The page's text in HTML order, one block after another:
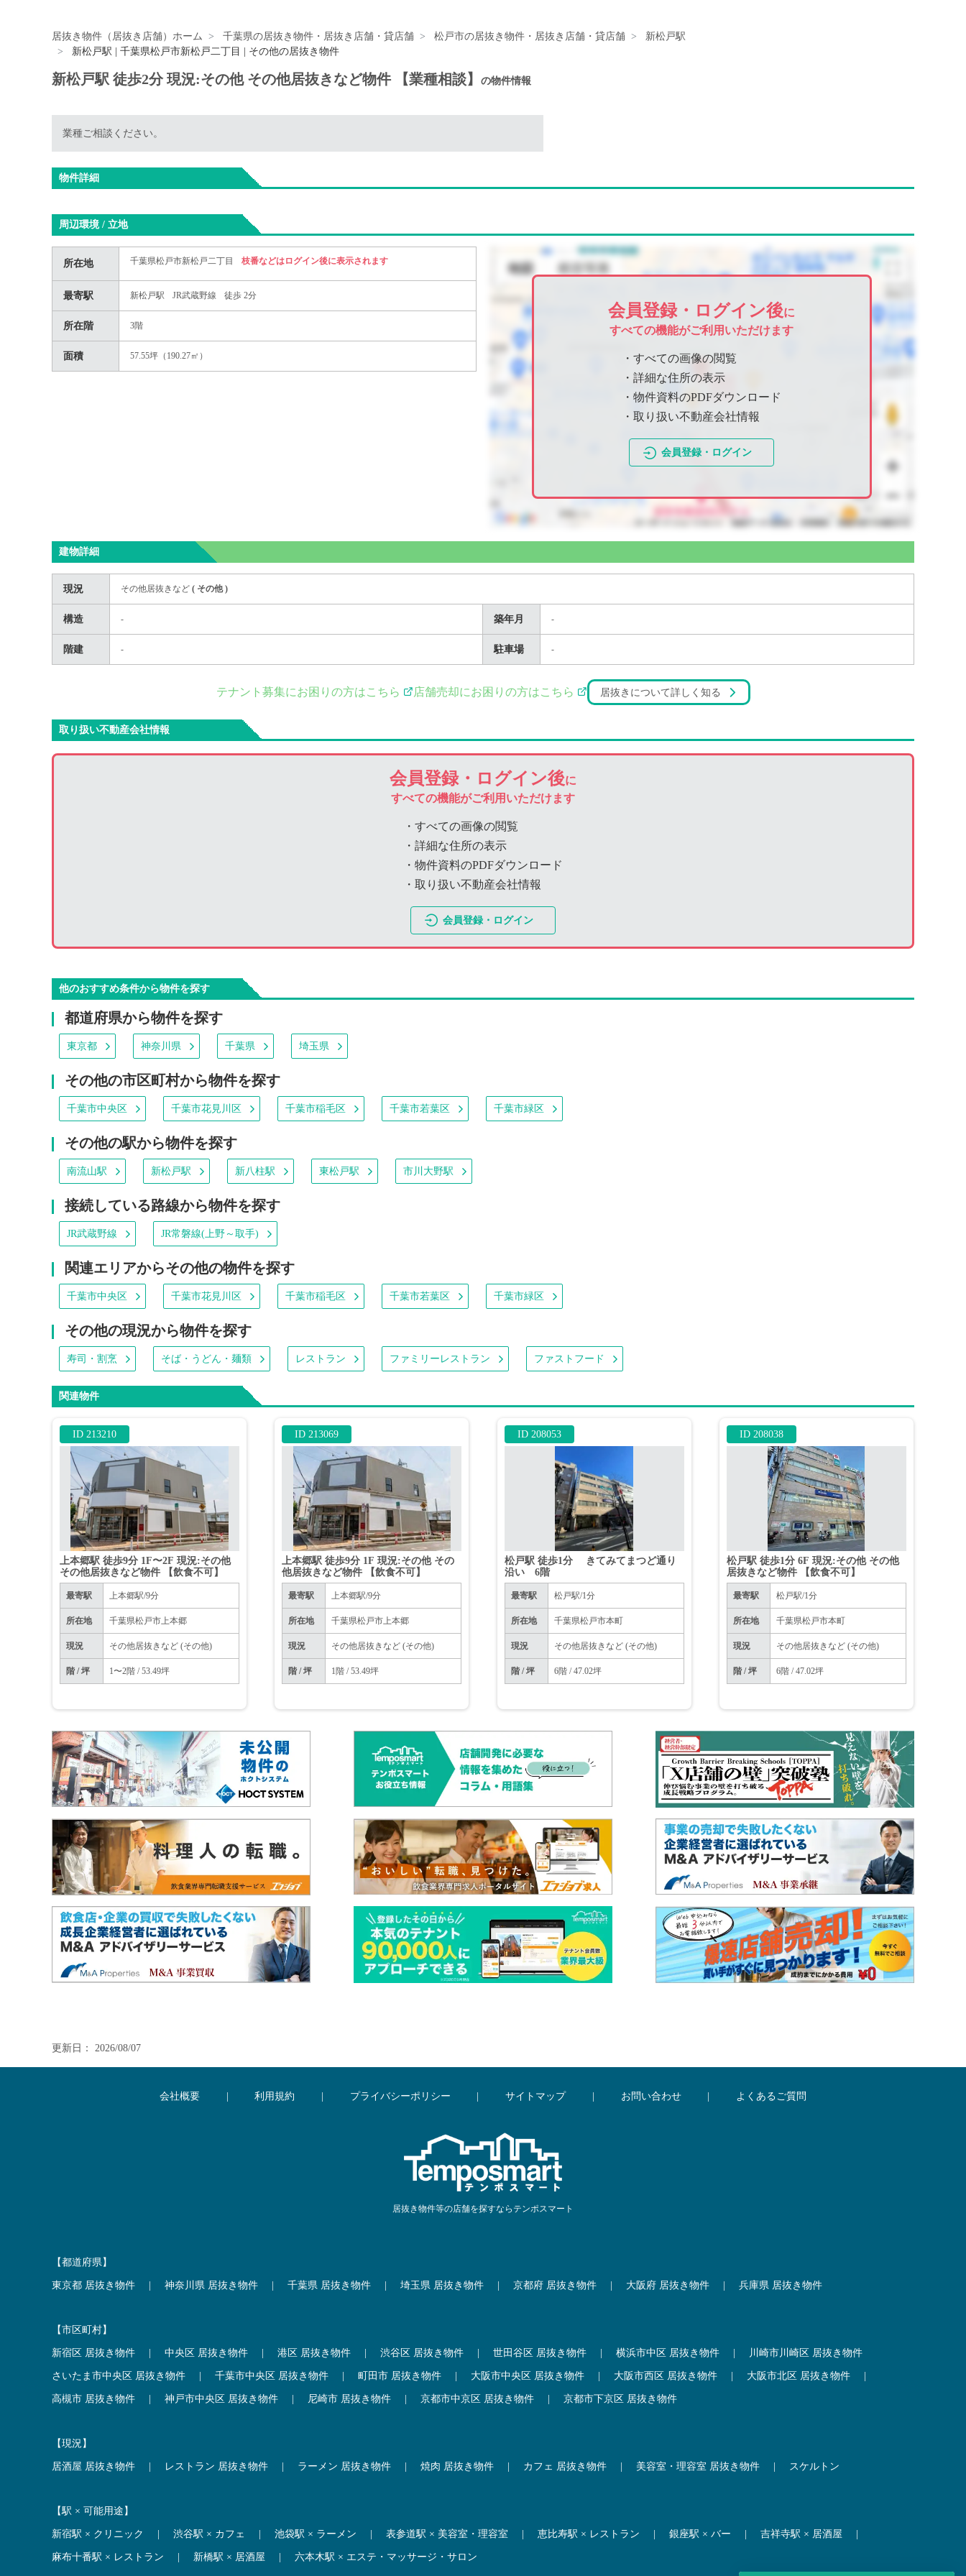
居抜き物件（居抜き店舗）ホーム 千葉県の居抜き物件・居抜き店舗・貸店舗 松戸市の居抜き物件・居抜き店舗・貸店舗
新松戸駅
新松戸駅 | 千葉県松戸市新松戸二丁目 | その他の居抜き物件
新松戸駅 徒歩2分 現況:その他 その他居抜きなど物件 【業種相談】 の物件情報
業種ご相談ください。
物件詳細
周辺環境 / 立地
所在地 千葉県松戸市新松戸二丁目 枝番などはログイン後に表示されます
最寄駅 新松戸駅 JR武蔵野線 徒歩 2分
所在階 3階
面積 57.55坪（190.27㎡）
会員登録・ログイン後に
すべての機能がご利用いただけます
・すべての画像の閲覧
・詳細な住所の表示
・物件資料のPDFダウンロード
・取り扱い不動産会社情報
会員登録・ログイン
建物詳細
現況 その他居抜きなど ( その他)
構造 - 築年月 -
階建 - 駐車場 -
テナント募集にお困りの方はこちら 店舗売却にお困りの方はこちら 居抜きについて詳しく知る
取り扱い不動産会社情報
会員登録・ログイン後に
すべての機能がご利用いただけます
・すべての画像の閲覧
・詳細な住所の表示
・物件資料のPDFダウンロード
・取り扱い不動産会社情報
会員登録・ログイン
他のおすすめ条件から物件を探す
都道府県から物件を探す
東京都 神奈川県 千葉県 埼玉県
その他の市区町村から物件を探す
千葉市中央区 千葉市花見川区 千葉市稲毛区 千葉市若葉区 千葉市緑区
その他の駅から物件を探す
南流山駅 新松戸駅 新八柱駅 東松戸駅 市川大野駅
接続している路線から物件を探す
JR武蔵野線 JR常磐線(上野～取手)
関連エリアからその他の物件を探す
千葉市中央区 千葉市花見川区 千葉市稲毛区 千葉市若葉区 千葉市緑区
その他の現況から物件を探す
寿司・割烹 そば・うどん・麺類 レストラン ファミリーレストラン ファストフード
関連物件
ID 213210
上本郷駅 徒歩9分 1F〜2F 現況:その他
その他居抜きなど物件 【飲食不可】
最寄駅 上本郷駅/9分
所在地 千葉県松戸市上本郷
現況 その他居抜きなど (その他)
階 / 坪 1〜2階 / 53.49坪
ID 213069
上本郷駅 徒歩9分 1F 現況:その他 その
他居抜きなど物件 【飲食不可】
最寄駅 上本郷駅/9分
所在地 千葉県松戸市上本郷
現況 その他居抜きなど (その他)
階 / 坪 1階 / 53.49坪
ID 208053
松戸駅 徒歩1分 きてみてまつど通り
沿い 6階
最寄駅 松戸駅/1分
所在地 千葉県松戸市本町
現況 その他居抜きなど (その他)
階 / 坪 6階 / 47.02坪
ID 208038
松戸駅 徒歩1分 6F 現況:その他 その他
居抜きなど物件 【飲食不可】
最寄駅 松戸駅/1分
所在地 千葉県松戸市本町
現況 その他居抜きなど (その他)
階 / 坪 6階 / 47.02坪
更新日： 2026/08/07
会社概要 利用規約 プライバシーポリシー サイトマップ お問い合わせ よくあるご質問
居抜き物件等の店舗を探すならテンポスマート
【都道府県】
東京都 居抜き物件 神奈川県 居抜き物件 千葉県 居抜き物件 埼玉県 居抜き物件 京都府 居抜き物件 大阪府 居抜き物件 兵庫県 居抜き物件
【市区町村】
新宿区 居抜き物件 中央区 居抜き物件 港区 居抜き物件 渋谷区 居抜き物件 世田谷区 居抜き物件 横浜市中区 居抜き物件 川崎市川崎区 居抜き物件
さいたま市中央区 居抜き物件 千葉市中央区 居抜き物件 町田市 居抜き物件 大阪市中央区 居抜き物件 大阪市西区 居抜き物件 大阪市北区 居抜き物件
高槻市 居抜き物件 神戸市中央区 居抜き物件 尼崎市 居抜き物件 京都市中京区 居抜き物件 京都市下京区 居抜き物件
【現況】
居酒屋 居抜き物件 レストラン 居抜き物件 ラーメン 居抜き物件 焼肉 居抜き物件 カフェ 居抜き物件 美容室・理容室 居抜き物件 スケルトン
【駅 × 可能用途】
新宿駅 × クリニック 渋谷駅 × カフェ 池袋駅 × ラーメン 表参道駅 × 美容室・理容室 恵比寿駅 × レストラン 銀座駅 × バー 吉祥寺駅 × 居酒屋
麻布十番駅 × レストラン 新橋駅 × 居酒屋 六本木駅 × エステ・マッサージ・サロン